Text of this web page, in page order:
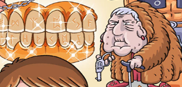
Riku ja taikatekarit